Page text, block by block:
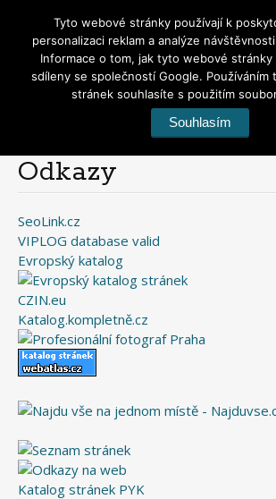
Menu
content
Odkazy
SeoLink.cz
VIPLOG database valid
Evropský katalog
CZIN.eu
Katalog.kompletně.cz
Katalog stránek PYK
Tyto webové stránky používají k
personalizaci reklam a analýze
Informace o tom, jak tyto webové stránky
sdíleny se společností Google. Používáním
stránek souhlasíte s použitím
Souhlasím